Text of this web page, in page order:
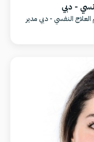
- دبي
النفسي - دبي مدير